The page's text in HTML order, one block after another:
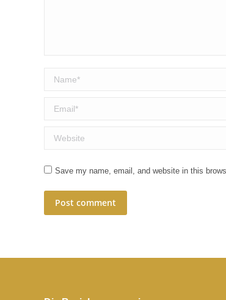
Name *
Email *
Website
Save my name, email, and website in this
Post comment